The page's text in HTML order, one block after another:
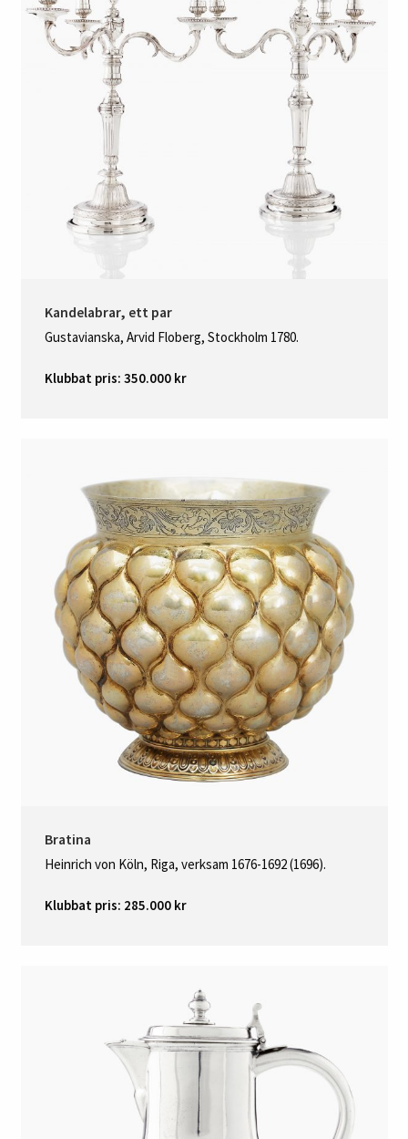
Kandelabrar, ett par
Gustavianska, Arvid Floberg, Stockholm 1780.
Klubbat pris: 350.000 kr
Bratina
Heinrich von Köln, Riga, verksam 1676-1692 (1696).
Klubbat pris: 285.000 kr